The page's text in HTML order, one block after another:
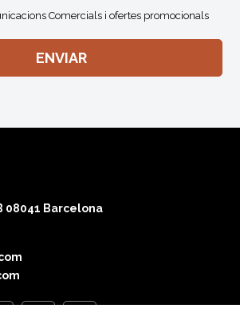
Comercials i ofertes promocionals
08041 Barcelona